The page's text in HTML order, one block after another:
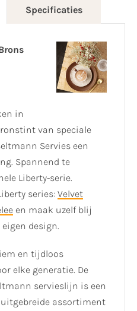
Specificaties
in
van speciale
Servies een
Spannend te
Liberty-serie.
series: Velvet
en maak uzelf blij
design.
en tijdloos
elke generatie. De
servieslijn is een
assortiment